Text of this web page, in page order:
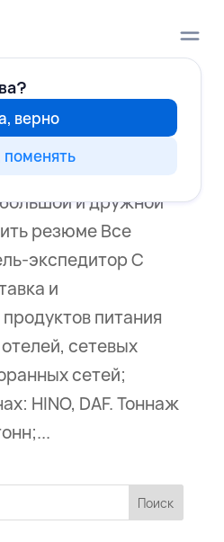
верно
поменять
С
|Алматы
и дружной
резюме Все
экспедитор С
и
питания
сетевых
сетей;
HINO, DAF. Тоннаж
Поиск